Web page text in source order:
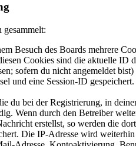
Besuch des Boards mehrere
Cookies sind die aktuelle
sofern du nicht angemeldet
und eine Session-ID
du bei der Registrierung, in
Wenn durch den Betreiber
erstellst, so werden die
Die IP-Adresse wird